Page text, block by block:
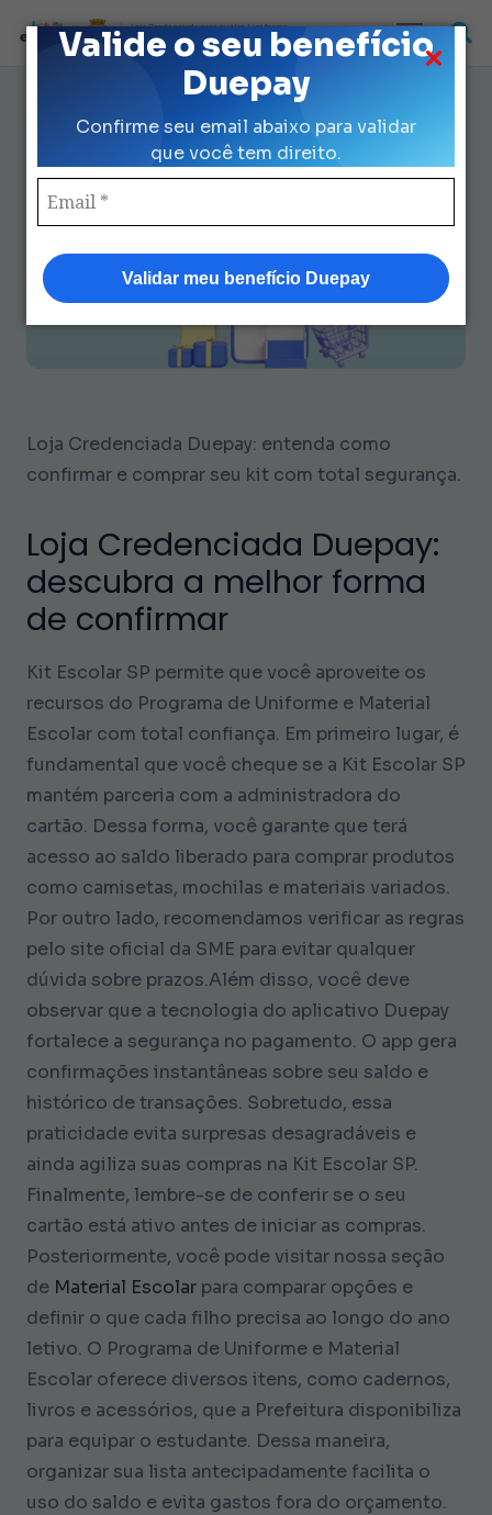
Valide o seu benefício
Duepay
Confirme seu email abaixo para validar
que você tem direito.
Validar meu benefício Duepay
Loja Credenciada para auxilio Uniforme
e Kit Escolar da Prefeitura de São Paulo
Conquiste Confiança em Loja
Credenciada Duepay Sem
Stress
Loja Credenciada Duepay: entenda como
confirmar e comprar seu kit com total segurança.
Loja Credenciada Duepay:
descubra a melhor forma
de confirmar
Kit Escolar SP permite que você aproveite os
recursos do Programa de Uniforme e Material
Escolar com total confiança. Em primeiro lugar, é
fundamental que você cheque se a Kit Escolar SP
mantém parceria com a administradora do
cartão. Dessa forma, você garante que terá
acesso ao saldo liberado para comprar produtos
como camisetas, mochilas e materiais variados.
Por outro lado, recomendamos verificar as regras
pelo site oficial da SME para evitar qualquer
dúvida sobre prazos.Além disso, você deve
observar que a tecnologia do aplicativo Duepay
fortalece a segurança no pagamento. O app gera
confirmações instantâneas sobre seu saldo e
histórico de transações. Sobretudo, essa
praticidade evita surpresas desagradáveis e
ainda agiliza suas compras na Kit Escolar SP.
Finalmente, lembre-se de conferir se o seu
cartão está ativo antes de iniciar as compras.
Posteriormente, você pode visitar nossa seção
de Material Escolar para comparar opções e
definir o que cada filho precisa ao longo do ano
letivo. O Programa de Uniforme e Material
Escolar oferece diversos itens, como cadernos,
livros e acessórios, que a Prefeitura disponibiliza
para equipar o estudante. Dessa maneira,
organizar sua lista antecipadamente facilita o
uso do saldo e evita gastos fora do orçamento.